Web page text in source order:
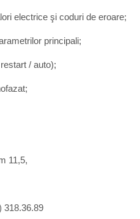
electrice şi coduri de eroare;
principali;
/ auto);
11,5,
318.36.89